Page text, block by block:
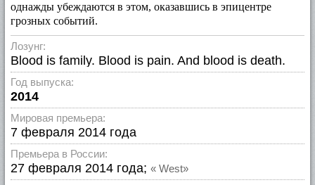
однажды убеждаются в этом, оказавшись в эпицентре
грозных событий.
Лозунг:
Blood is family. Blood is pain. And blood is death.
Год выпуска:
2014
Мировая премьера:
7 февраля 2014 года
Премьера в России:
27 февраля 2014 года; « West»